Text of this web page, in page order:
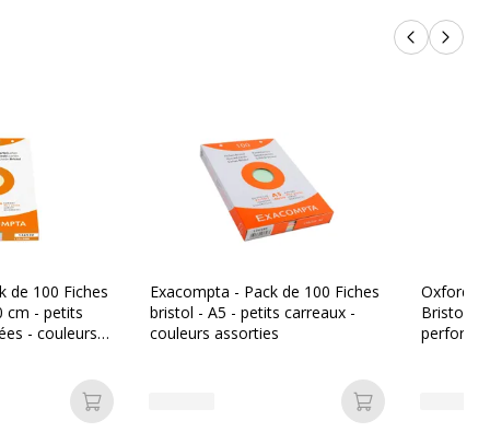
Produits
de 100 Fiches
cm - petits
- couleurs
Ajouter au panier
Exacompta - Pack de 100 Fiches
bristol - A5 - petits carreaux -
couleurs assorties
Ajouter au
Oxford -
Bristol -